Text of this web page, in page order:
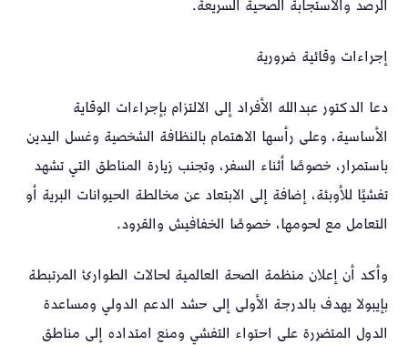
الرصد والاستجابة الصحية السريعة.
إجراءات وقائية ضرورية
دعا الدكتور عبدالله الأفراد إلى الالتزام بإجراءات الوقاية
الأساسية، وعلى رأسها الاهتمام بالنظافة الشخصية وغسل اليدين
باستمرار، خصوصًا أثناء السفر، وتجنب زيارة المناطق التي تشهد
تفشيًا للأوبئة، إضافة إلى الابتعاد عن مخالطة الحيوانات البرية أو
التعامل مع لحومها، خصوصًا الخفافيش والقرود.
وأكد أن إعلان منظمة الصحة العالمية لحالات الطوارئ المرتبطة
بإيبولا يهدف بالدرجة الأولى إلى حشد الدعم الدولي ومساعدة
الدول المتضررة على احتواء التفشي ومنع امتداده إلى مناطق